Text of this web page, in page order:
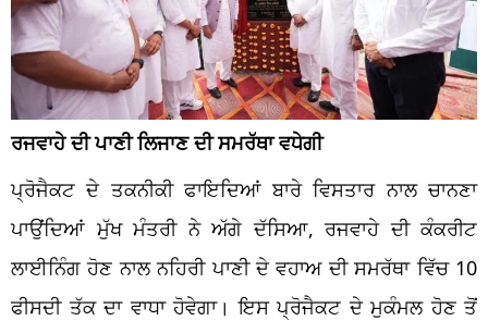
ਰਜਵਾਹੇ ਦੀ ਪਾਣੀ ਲਿਜਾਣ ਦੀ ਸਮਰੱਥਾ ਵਧੇਗੀ
ਪ੍ਰੋਜੈਕਟ ਦੇ ਤਕਨੀਕੀ ਫਾਇਦਿਆਂ ਬਾਰੇ ਵਿਸਤਾਰ ਨਾਲ ਚਾਨਣਾ
ਪਾਉਂਦਿਆਂ ਮੁੱਖ ਮੰਤਰੀ ਨੇ ਅੱਗੇ ਦੱਸਿਆ, ਰਜਵਾਹੇ ਦੀ ਕੰਕਰੀਟ
ਲਾਈਨਿੰਗ ਹੋਣ ਨਾਲ ਨਹਿਰੀ ਪਾਣੀ ਦੇ ਵਹਾਅ ਦੀ ਸਮਰੱਥਾ ਵਿੱਚ 10
ਫੀਸਦੀ ਤੱਕ ਦਾ ਵਾਧਾ ਹੋਵੇਗਾ। ਇਸ ਪ੍ਰੋਜੈਕਟ ਦੇ ਮੁਕੰਮਲ ਹੋਣ ਤੋਂ